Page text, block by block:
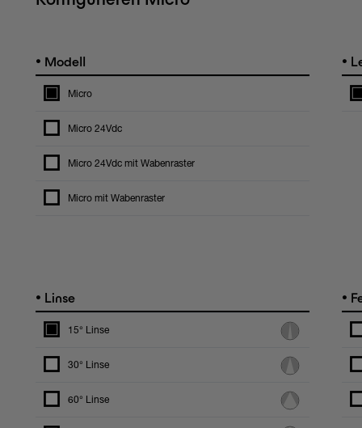
• Modell
Micro
Micro 24Vdc
Micro 24Vdc mit Wabenraster
Micro mit Wabenraster
•
• Linse
15° Linse
30° Linse
60° Linse
•